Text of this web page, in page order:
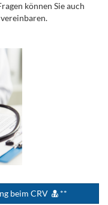
können Sie auch
beim CRV **